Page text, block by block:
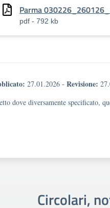
Parma
pdf - 792 kb
27.01.2026 - Revisione:
dove diversamente specificato,
Circolari,